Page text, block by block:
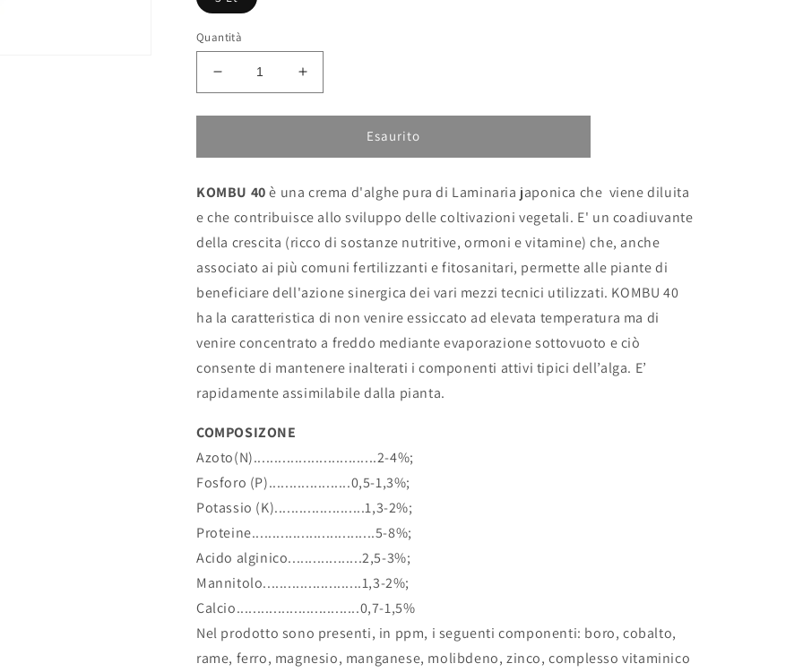
Quantità
Diminuisci
quantità
per
Lt
40
-
in
crema
d&#39;alghe
di
Laminaria
japonica
contribuisce
sviluppo
delle
coltivazioni
vegetali
Aumenta
quantità
per
Lt
40
-
in
crema
d&#39;alghe
di
Laminaria
japonica
contribuisce
coltivazioni
vegetali
Esaurito
KOMBU 40è una crema d'alghe pura di Laminaria japonica che viene diluita
e che contribuisce allo sviluppo delle coltivazioni vegetali. E' un coadiuvante
della crescita (ricco di sostanze nutritive, ormoni e vitamine) che, anche
associato ai più comuni fertilizzanti e fitosanitari, permette alle piante di
beneficiare dell'azione sinergica dei vari mezzi tecnici utilizzati. KOMBU 40
ha la caratteristica di non venire essiccato ad elevata temperatura ma di
venire concentrato a freddo mediante evaporazione sottovuoto e ciò
consente di mantenere inalterati i componenti attivi tipici dell’alga. E’
rapidamente assimilabile dalla pianta.
COMPOSIZONE
Azoto(N)..............................2-4%;
Fosforo (P)....................0,5-1,3%;
Potassio (K)......................1,3-2%;
Proteine..............................5-8%;
Acido alginico..................2,5-3%;
Mannitolo........................1,3-2%;
Calcio..............................0,7-1,5%
Nel prodotto sono presenti, in ppm, i seguenti componenti: boro, cobalto,
rame, ferro, magnesio, manganese, molibdeno, zinco, complesso vitaminico